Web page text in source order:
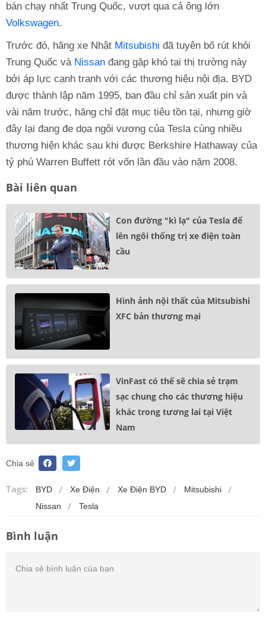
bán chạy nhất Trung Quốc, vượt qua cả ông lớn
Volkswagen.
Trước đó, hãng xe Nhật Mitsubishi đã tuyên bố rút khỏi
Trung Quốc và Nissan đang gặp khó tại thị trường này
bởi áp lực cạnh tranh với các thương hiệu nội địa. BYD
được thành lập năm 1995, ban đầu chỉ sản xuất pin và
vài năm trước, hãng chỉ đặt mục tiêu tồn tại, nhưng giờ
đây lại đang đe dọa ngôi vương của Tesla cùng nhiều
thương hiện khác sau khi được Berkshire Hathaway của
tỷ phú Warren Buffett rót vốn lần đầu vào năm 2008.
Bài liên quan
Con đường "kì lạ" của Tesla để
lên ngôi thống trị xe điện toàn
cầu
Hình ảnh nội thất của Mitsubishi
XFC bản thương mại
VinFast có thể sẽ chia sẻ trạm
sạc chung cho các thương hiệu
khác trong tương lai tại Việt
Nam
Chia sẻ
Tags: BYD Xe Điện Xe Điện BYD
Mitsubishi
Nissan
Tesla
Bình luận